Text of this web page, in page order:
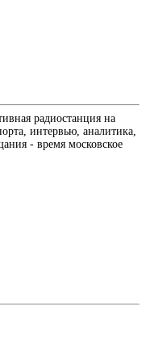
радиостанция на
интервью, аналитика,
- время московское